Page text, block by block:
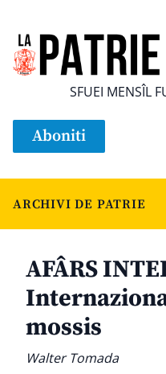
SFUEI MENSÎL
Aboniti
ARCHIVI DE PATRIE
AFÂRS
mossis
Walter Tomada